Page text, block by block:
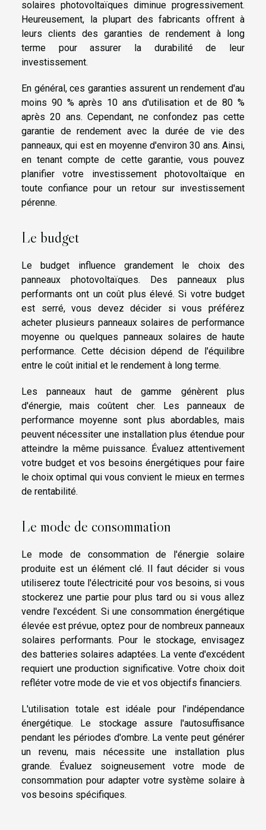
solaires photovoltaïques diminue progressivement.
Heureusement, la plupart des fabricants offrent à
leurs clients des garanties de rendement à long
terme pour assurer la durabilité de leur
investissement.
En général, ces garanties assurent un rendement d'au
moins 90 % après 10 ans d'utilisation et de 80 %
après 20 ans. Cependant, ne confondez pas cette
garantie de rendement avec la durée de vie des
panneaux, qui est en moyenne d'environ 30 ans. Ainsi,
en tenant compte de cette garantie, vous pouvez
planifier votre investissement photovoltaïque en
toute confiance pour un retour sur investissement
pérenne.
Le budget
Le budget influence grandement le choix des
panneaux photovoltaïques. Des panneaux plus
performants ont un coût plus élevé. Si votre budget
est serré, vous devez décider si vous préférez
acheter plusieurs panneaux solaires de performance
moyenne ou quelques panneaux solaires de haute
performance. Cette décision dépend de l'équilibre
entre le coût initial et le rendement à long terme.
Les panneaux haut de gamme génèrent plus
d'énergie, mais coûtent cher. Les panneaux de
performance moyenne sont plus abordables, mais
peuvent nécessiter une installation plus étendue pour
atteindre la même puissance. Évaluez attentivement
votre budget et vos besoins énergétiques pour faire
le choix optimal qui vous convient le mieux en termes
de rentabilité.
Le mode de consommation
Le mode de consommation de l'énergie solaire
produite est un élément clé. Il faut décider si vous
utiliserez toute l'électricité pour vos besoins, si vous
stockerez une partie pour plus tard ou si vous allez
vendre l'excédent. Si une consommation énergétique
élevée est prévue, optez pour de nombreux panneaux
solaires performants. Pour le stockage, envisagez
des batteries solaires adaptées. La vente d'excédent
requiert une production significative. Votre choix doit
refléter votre mode de vie et vos objectifs financiers.
L'utilisation totale est idéale pour l'indépendance
énergétique. Le stockage assure l'autosuffisance
pendant les périodes d'ombre. La vente peut générer
un revenu, mais nécessite une installation plus
grande. Évaluez soigneusement votre mode de
consommation pour adapter votre système solaire à
vos besoins spécifiques.